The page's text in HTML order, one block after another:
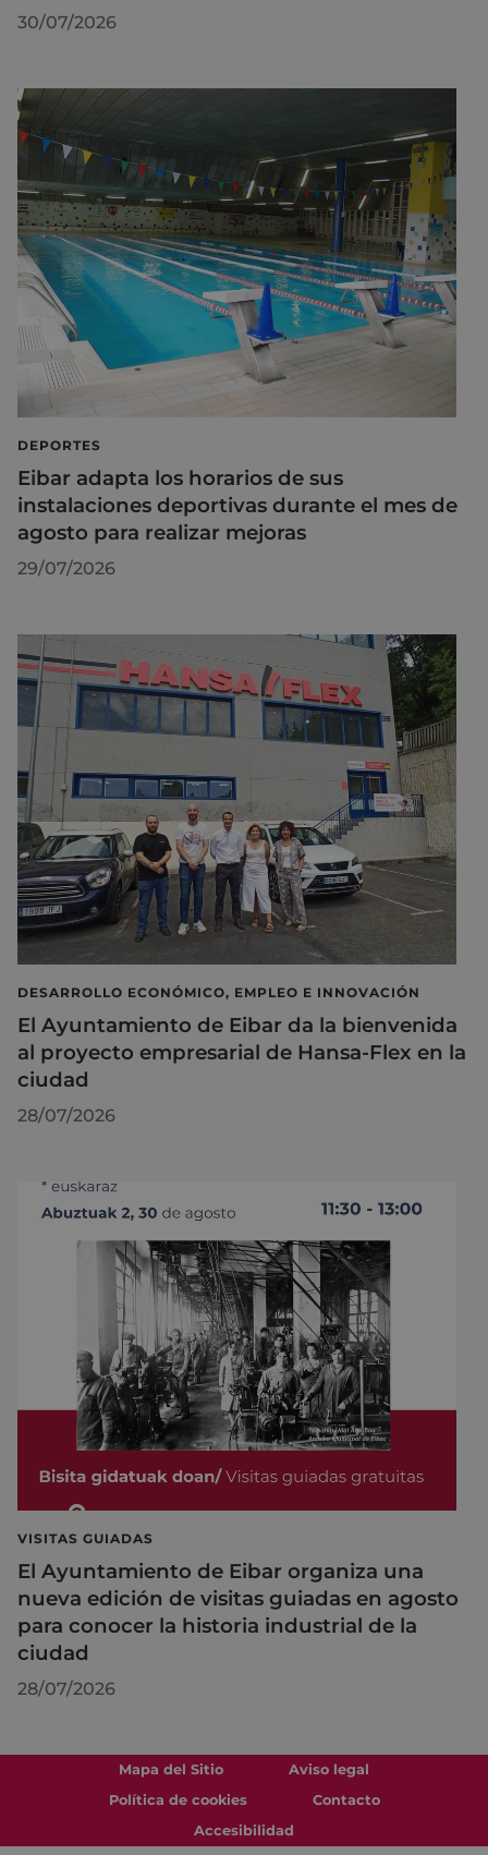
30/07/2026
DEPORTES
Eibar adapta los horarios de sus
instalaciones deportivas durante el mes de
agosto para realizar mejoras
29/07/2026
DESARROLLO ECONÓMICO, EMPLEO E INNOVACIÓN
El Ayuntamiento de Eibar da la bienvenida
al proyecto empresarial de Hansa-Flex en la
ciudad
28/07/2026
VISITAS GUIADAS
El Ayuntamiento de Eibar organiza una
nueva edición de visitas guiadas en agosto
para conocer la historia industrial de la
ciudad
28/07/2026
Mapa del Sitio
Aviso legal
Política de cookies
Contacto
Accesibilidad